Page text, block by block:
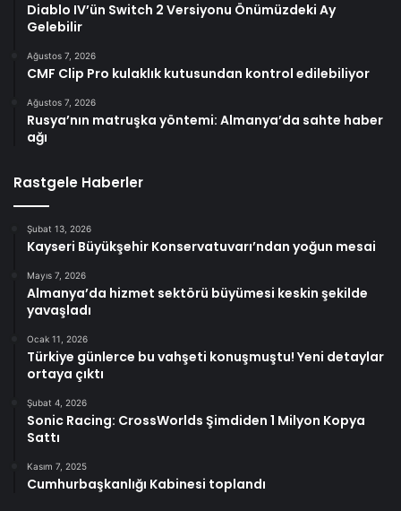
Diablo IV’ün Switch 2 Versiyonu Önümüzdeki Ay
Gelebilir
Ağustos 7, 2026
CMF Clip Pro kulaklık kutusundan kontrol edilebiliyor
Ağustos 7, 2026
Rusya’nın matruşka yöntemi: Almanya’da sahte haber
ağı
Rastgele Haberler
Şubat 13, 2026
Kayseri Büyükşehir Konservatuvarı’ndan yoğun mesai
Mayıs 7, 2026
Almanya’da hizmet sektörü büyümesi keskin şekilde
yavaşladı
Ocak 11, 2026
Türkiye günlerce bu vahşeti konuşmuştu! Yeni detaylar
ortaya çıktı
Şubat 4, 2026
Sonic Racing: CrossWorlds Şimdiden 1 Milyon Kopya
Sattı
Kasım 7, 2025
Cumhurbaşkanlığı Kabinesi toplandı